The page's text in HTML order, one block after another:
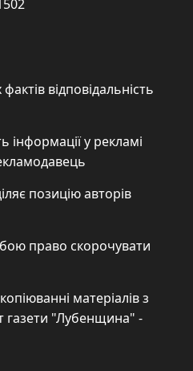
відповідальність
інформації у рекламі
позицію авторів
право скорочувати
матеріалів з
газети "Лубенщина" -